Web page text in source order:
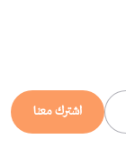
اشترك معنا